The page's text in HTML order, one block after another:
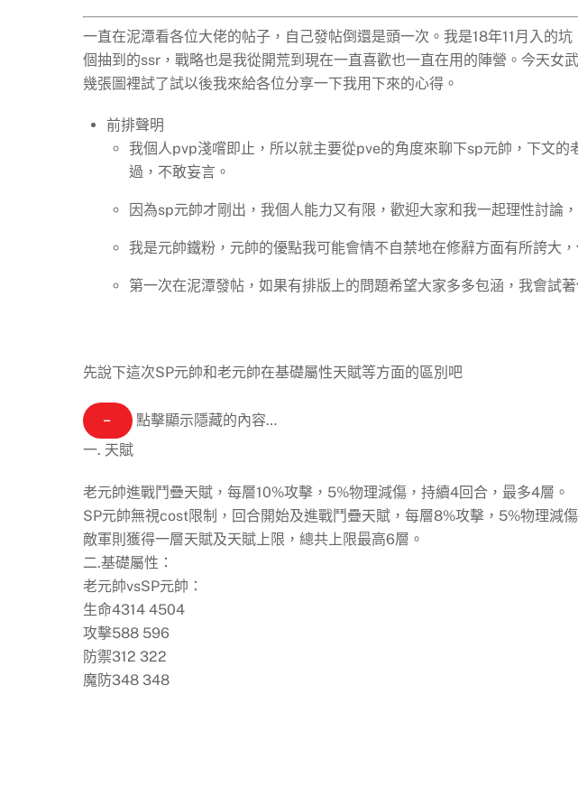
一直在泥潭看各位大佬的帖子，自己發帖倒還是頭一次。我是18年11月入的
個抽到的ssr，戰略也是我從開荒到現在一直喜歡也一直在用的陣營。今天女
幾張圖裡試了試以後我來給各位分享一下我用下來的心得。
前排聲明
我個人pvp淺嚐即止，所以就主要從pve的角度來聊下sp元帥，下文的
過，不敢妄言。
因為sp元帥才剛出，我個人能力又有限，歡迎大家和我一起理性討論
我是元帥鐵粉，元帥的優點我可能會情不自禁地在修辭方面有所誇大
第一次在泥潭發帖，如果有排版上的問題希望大家多多包涵，我會試著
先說下這次SP元帥和老元帥在基礎屬性天賦等方面的區別吧
−
點擊顯示隱藏的內容…
一. 天賦
老元帥進戰鬥疊天賦，每層10%攻擊，5%物理減傷，持續4回合，最多4層。
SP元帥無視cost限制，回合開始及進戰鬥疊天賦，每層8%攻擊，5%物理減
敵軍則獲得一層天賦及天賦上限，總共上限最高6層。
二.基礎屬性：
老元帥vsSP元帥：
生命4314 4504
攻擊588 596
防禦312 322
魔防348 348